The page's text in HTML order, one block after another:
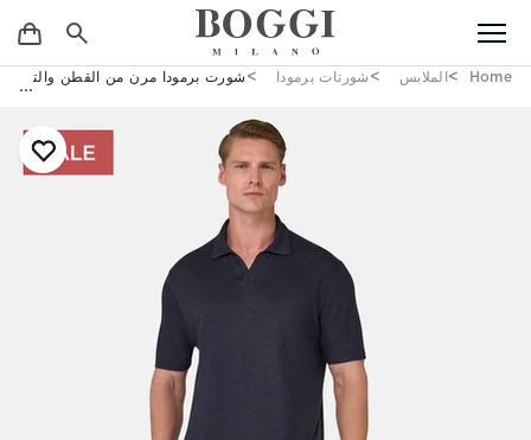
Home الملابس شورتات برمودا شورت برمودا مرن من القطن